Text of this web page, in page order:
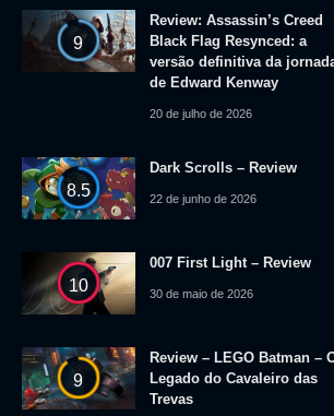
9
Review: Assassin’s Creed
Black Flag Resynced: a
versão definitiva da
de Edward Kenway
20 de julho de 2026
8.5
Dark Scrolls – Review
22 de junho de 2026
10
007 First Light – Review
30 de maio de 2026
9
Review – LEGO Batman –
Legado do Cavaleiro das
Trevas